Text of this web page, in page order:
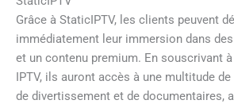
Grâce à StaticIPTV, les clients peuvent
immédiatement leur immersion dans
et un contenu premium. En souscrivant
IPTV, ils auront accès à une multitude
de divertissement et de documentaires,